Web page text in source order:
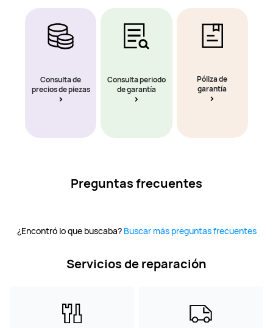
Consulta de
precios de piezas
Consulta periodo
de garantía
Póliza de
garantía
Preguntas frecuentes
¿Encontró lo que buscaba? Buscar más preguntas frecuentes
Servicios de reparación